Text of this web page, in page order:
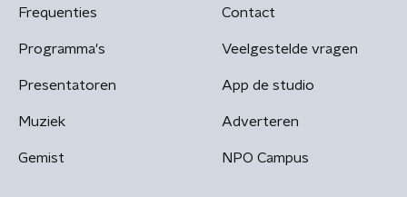
Frequenties
Programma's
Presentatoren
Muziek
Gemist
Contact
Veelgestelde vragen
App de studio
Adverteren
NPO Campus